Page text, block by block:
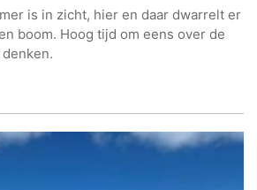
is in zicht, hier en daar dwarrelt er
boom. Hoog tijd om eens over de
denken.